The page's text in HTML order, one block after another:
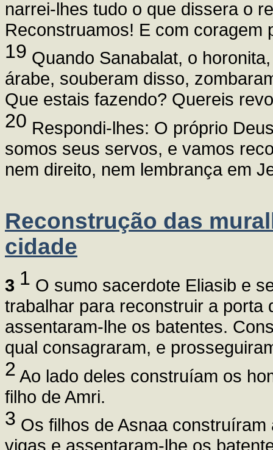
narrei-lhes tudo o que dissera o
Reconstruamos! E com coragem
19 Quando Sanabalat, o
árabe, souberam disso,
Que estais fazendo? Quereis
20 Respondi-lhes: O próprio
somos seus servos, e vamos
nem direito, nem lembrança em
Reconstrução das
cidade
3 1 O sumo sacerdote Eliasib e
trabalhar para reconstruir a
assentaram-lhe os batentes.
qual consagraram, e
2 Ao lado deles construíam os
filho de Amri.
3 Os filhos de Asnaa
vigas e assentaram-lhe os